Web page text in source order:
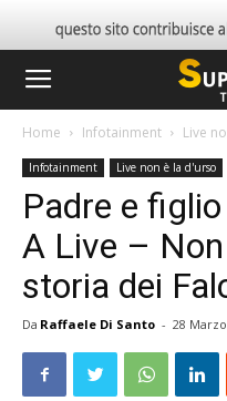
Home Infotainment Live
Infotainment Live non è la d'urso
Padre e
A Live – Non
storia dei
Da Raffaele Di Santo - 28